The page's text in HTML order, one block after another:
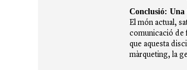
Conclusió:
El món actual,
comunicació de
que aquesta
màrqueting, la